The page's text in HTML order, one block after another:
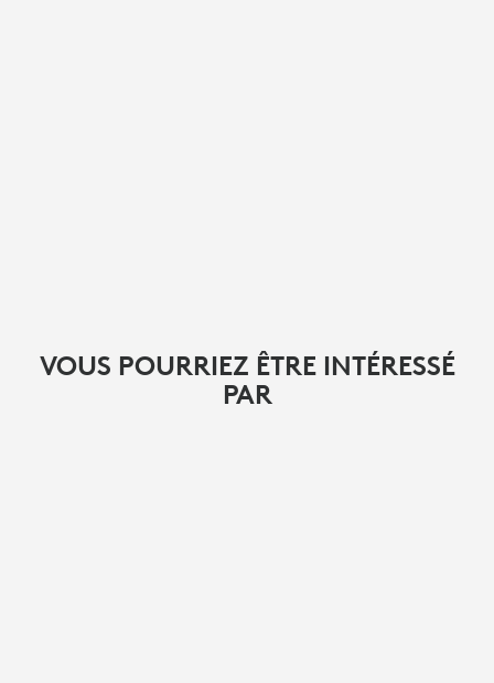
VOUS POURRIEZ ÊTRE INTÉRESSÉ
PAR